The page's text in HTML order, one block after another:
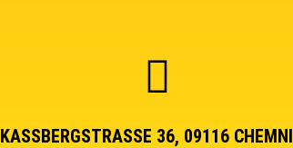
KASSBERGSTRASSE 36, 09116 CHEMNITZ